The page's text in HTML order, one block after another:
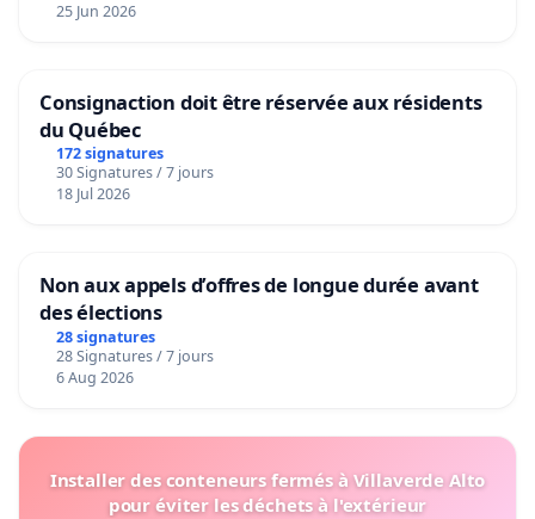
25 Jun 2026
Consignaction doit être réservée aux résidents
du Québec
172 signatures
30 Signatures / 7 jours
18 Jul 2026
Non aux appels d’offres de longue durée avant
des élections
28 signatures
28 Signatures / 7 jours
6 Aug 2026
Installer des conteneurs fermés à Villaverde Alto
pour éviter les déchets à l'extérieur